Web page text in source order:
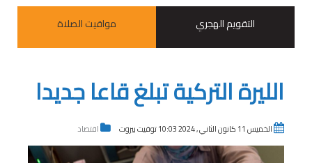
التقويم الهجري
مواقيت الصلاة
الليرة التركية تبلغ قاعا جديدا
الخميس 11 كانون الثاني , 2024 10:03 توقيت بيروت اقتصاد